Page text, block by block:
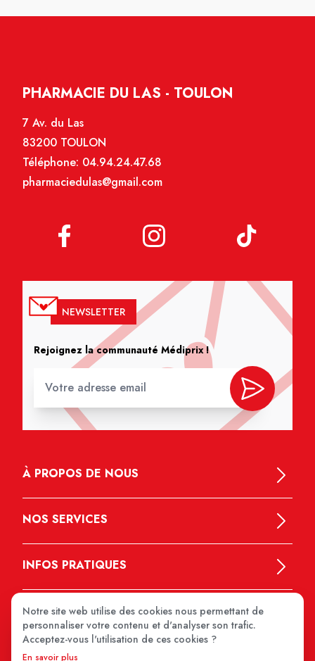
PHARMACIE DU LAS - TOULON
7 Av. du Las
83200 TOULON
Téléphone: 04.94.24.47.68
pharmaciedulas@gmail.com
NEWSLETTER
Rejoignez la communauté Médiprix !
À PROPOS DE NOUS
NOS SERVICES
INFOS PRATIQUES
Notre site web utilise des cookies nous permettant de
personnaliser votre contenu et d'analyser son trafic.
Acceptez-vous l'utilisation de ces cookies ?
En savoir plus